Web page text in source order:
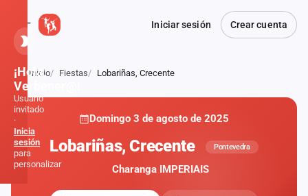
Iniciar sesión Crear cuenta
Atrás
Inicio Fiestas Lobariñas, Crecente
Domingo 3 de agosto de 2025
Lobariñas, Crecente Pontevedra
Charanga IMPERIAIS
¡Hola,
Verbener@!
Usuario
invitado
·
Inicia
sesión
para
personalizar